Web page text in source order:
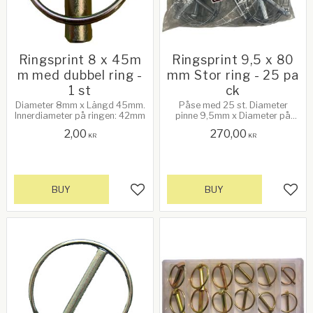
Ringsprint 8 x 45m
m med dubbel ring -
1 st
Diameter 8mm x Längd 45mm.
Innerdiameter på ringen: 42mm
2,00 KR
Add to favorites
BUY
Ringsprint 9,5 x 80
mm Stor ring - 25 pa
ck
Påse med 25 st. Diameter
pinne 9,5mm x Diameter på
ringen: 60mm
270,00 KR
BUY